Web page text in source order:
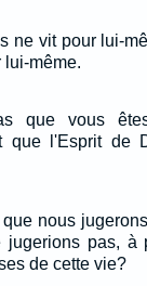
ne vit pour lui-
lui-même.
que vous
que l'Esprit de
nous
jugerions pas, à
de cette vie?